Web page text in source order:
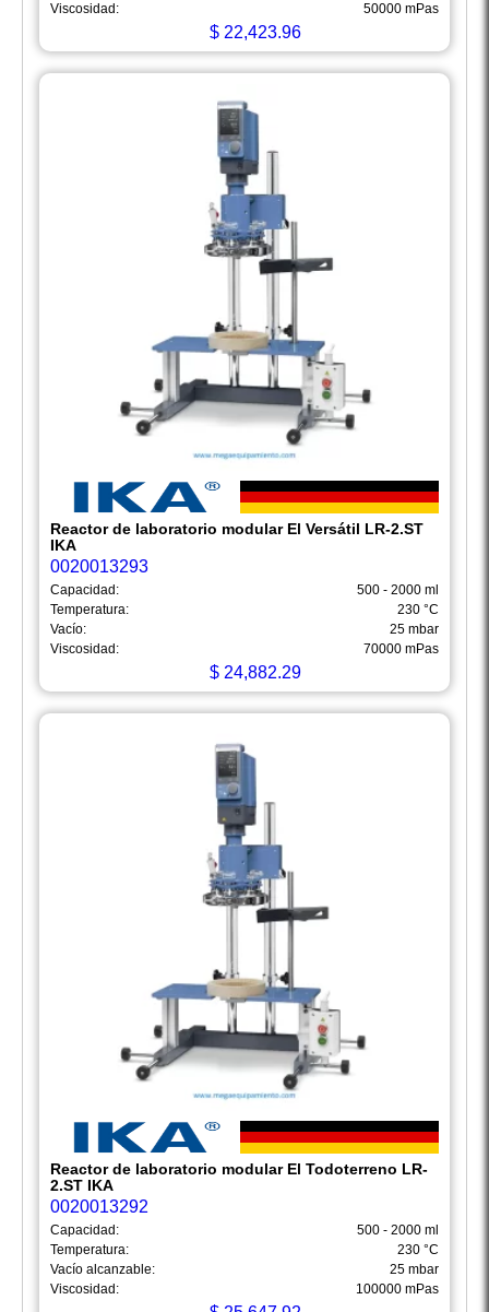
Viscosidad:
50000 mPas
$ 22,423.96
Reactor de laboratorio modular El Versátil LR-2.ST
IKA
0020013293
Capacidad:
500 - 2000 ml
Temperatura:
230 °C
Vacío:
25 mbar
Viscosidad:
70000 mPas
$ 24,882.29
Reactor de laboratorio modular El Todoterreno LR-
2.ST IKA
0020013292
Capacidad:
500 - 2000 ml
Temperatura:
230 °C
Vacío alcanzable:
25 mbar
Viscosidad:
100000 mPas